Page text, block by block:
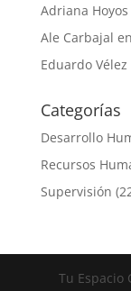
Adriana Hoyos
Ale Carbajal en
Eduardo Vélez
Categorías
Desarrollo
Recursos
Supervisión
Tu Espacio